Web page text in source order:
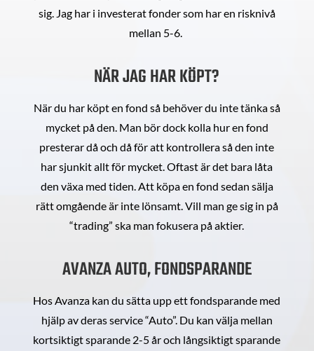
sig. Jag har i investerat fonder som har en risknivå
mellan 5-6.
NÄR JAG HAR KÖPT?
När du har köpt en fond så behöver du inte tänka så
mycket på den. Man bör dock kolla hur en fond
presterar då och då för att kontrollera så den inte
har sjunkit allt för mycket. Oftast är det bara låta
den växa med tiden. Att köpa en fond sedan sälja
rätt omgående är inte lönsamt. Vill man ge sig in på
“trading” ska man fokusera på aktier.
AVANZA AUTO, FONDSPARANDE
Hos Avanza kan du sätta upp ett fondsparande med
hjälp av deras service “Auto”. Du kan välja mellan
kortsiktigt sparande 2-5 år och långsiktigt sparande